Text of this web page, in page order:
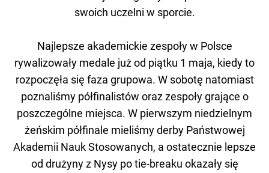
swoich uczelni w sporcie.
Najlepsze akademickie zespoły w Polsce
rywalizowały medale już od piątku 1 maja, kiedy to
rozpoczęła się faza grupowa. W sobotę natomiast
poznaliśmy półfinalistów oraz zespoły grające o
poszczególne miejsca. W pierwszym niedzielnym
żeńskim półfinale mieliśmy derby Państwowej
Akademii Nauk Stosowanych, a ostatecznie lepsze
od drużyny z Nysy po tie-breaku okazały się